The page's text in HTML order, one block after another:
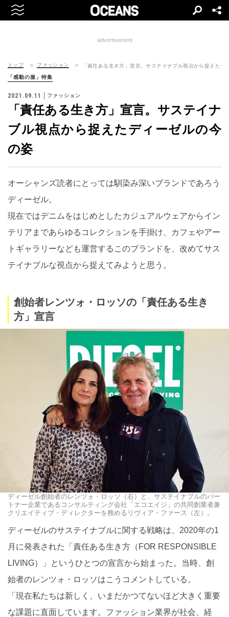
advertisement
トップ ファッション 「責任ある生き方」宣言。サステイナブル視点から捉えたデ
「感動の服」特集
2021.09.11 ファッション
「責任ある生き方」宣言。サステイナ
ブル視点から捉えたディーゼルの今
の姿
オーシャンズ読者にとっては馴染み深いブランドであろう
ディーゼル。
現在ではデニムをはじめとしたカジュアルウェアからイン
テリアまであらゆるコレクションを手掛け、カフェやアー
トギャラリーなども運営するこのブランドを、改めてサス
テイナブルな視点から捉えてみようと思う。
創始者レンツォ・ロッソの「責任ある生き
方」宣言
ディーゼル創始者のレンツォ・ロッソ（右）と、サステイナブルのパー
トナー企業であるコンサルティング会社「エコエイジ」の共同創業者兼
クリエイティブ・ディレクターを務めるリヴィア・ファース（左）。
ディーゼルのサステイナブルに関する戦略は、2020年の1
月に発表された「責任ある生き方（FOR RESPONSIBLE
LIVING）」というひとつの宣言から始まった。当時、創
始者のレンツォ・ロッソはこうコメントしている。
「現在私たちは新しく、いまだかつてないほど大きく重要
な課題に直面しています。ファッション業界が社会、経